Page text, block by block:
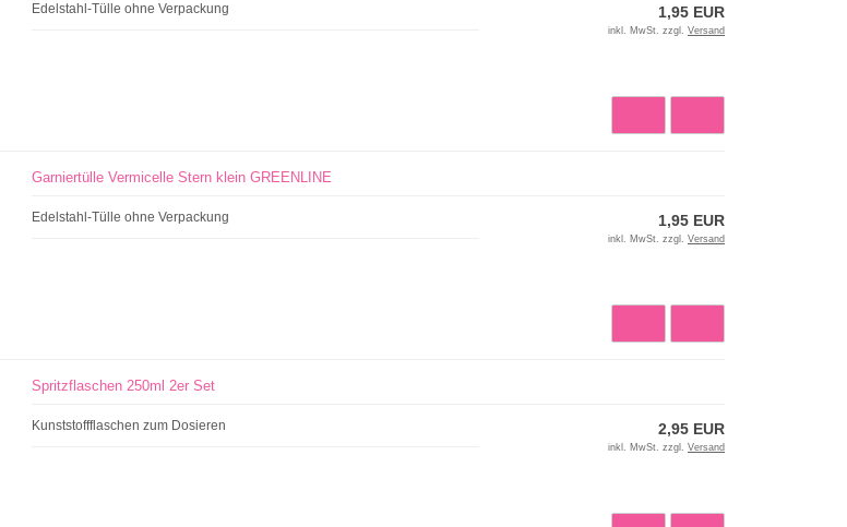
Edelstahl-Tülle ohne Verpackung 1,95 EUR
inkl. MwSt. zzgl. Versand
Garniertülle Vermicelle Stern klein GREENLINE
Edelstahl-Tülle ohne Verpackung 1,95 EUR
inkl. MwSt. zzgl. Versand
Spritzflaschen 250ml 2er Set
Kunststoffflaschen zum Dosieren 2,95 EUR
inkl. MwSt. zzgl. Versand